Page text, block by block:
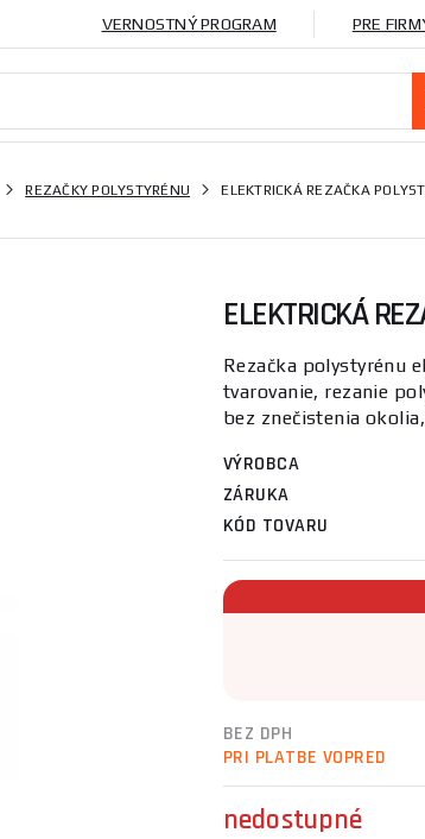
VERNOSTNÝ PROGRAM PRE
REZAČKY POLYSTYRÉNU ELEKTRICKÁ REZAČKA
ELEKTRICKÁ
Rezačka polystyrénu
tvarovanie, rezanie
bez znečistenia
VÝROBCA
ZÁRUKA
KÓD TOVARU
BEZ DPH
PRI PLATBE VOPRED
nedostupné